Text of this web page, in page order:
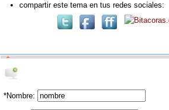
compartir este tema en tus redes sociales:
*Nombre: